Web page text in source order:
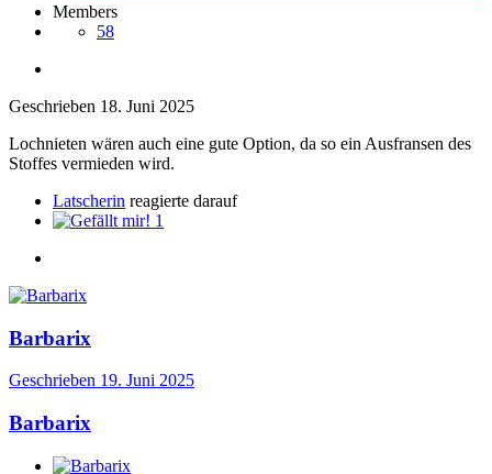
Members
58
Geschrieben 18. Juni 2025
Lochnieten wären auch eine gute Option, da so ein Ausfransen des
Stoffes vermieden wird.
Latscherin reagierte darauf
1
Barbarix
Geschrieben 19. Juni 2025
Barbarix